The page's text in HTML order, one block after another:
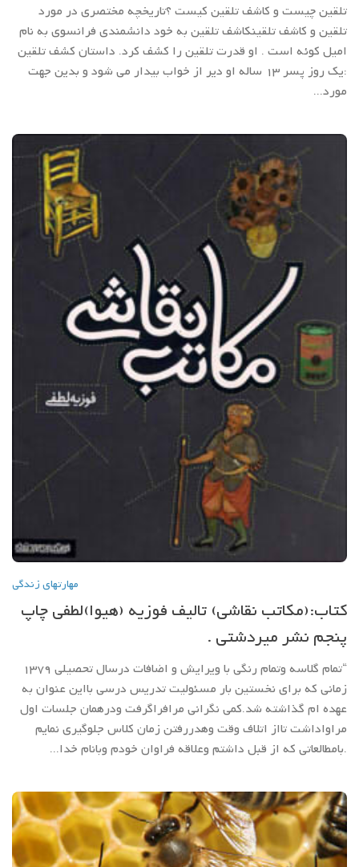
تلقین چیست و کاشف تلقین کیست ؟تاریخچه مختصری در مورد
تلقین و کاشف تلقینکاشف تلقین به خود دانشمندی فرانسوی به نام
امیل کوئه است . او قدرت تلقین را کشف کرد. داستان کشف تلقین
:یک روز پسر 13 ساله او دیر از خواب بیدار می شود و بدین جهت
مورد...
مهارتهاي زندگي
کتاب:(مکاتب نقاشی) تالیف فوزیه (هیوا)لطفی چاپ
پنجم نشر میردشتی .
“تمام گلاسه وتمام رنگی با ویرایش و اضافات درسال تحصیلی 1379
زمانی که برای نخستین بار مسئولیت تدریس درسی بااین عنوان به
عهده ام گذاشته شد.کمی نگرانی مرافراگرفت ودرهمان جلسات اول
مراواداشت تااز اتلاف وقت وهدررفتن زمان کلاس جلوگیری نمایم
.بامطالعاتی که از قبل داشتم وعلاقه فراوان خودم وبانام خدا...